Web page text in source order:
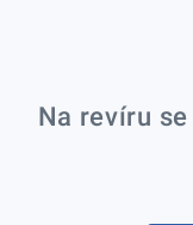
Na revíru